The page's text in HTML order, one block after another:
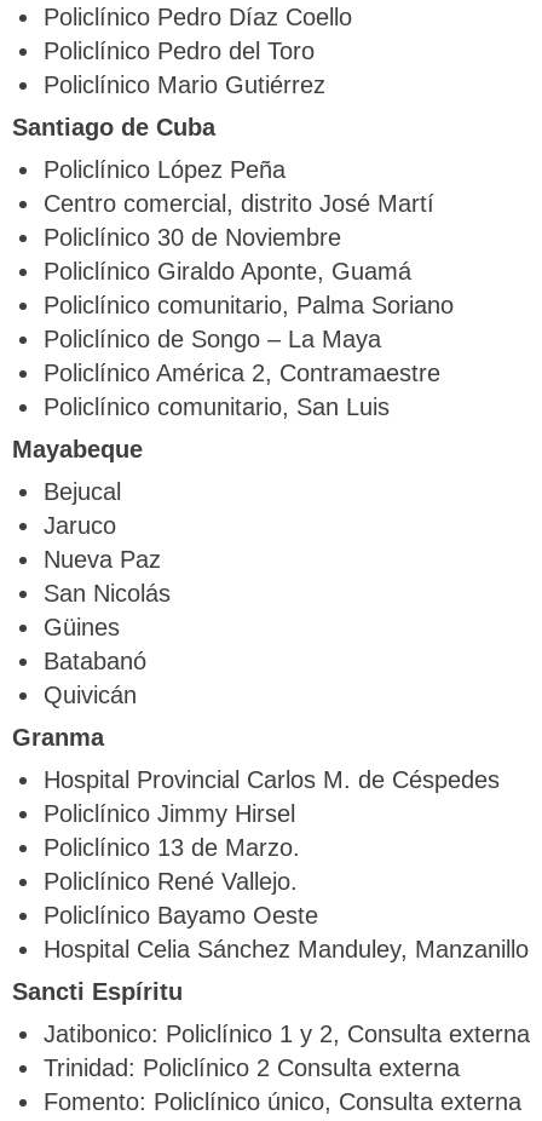
Policlínico Pedro Díaz Coello
Policlínico Pedro del Toro
Policlínico Mario Gutiérrez
Santiago de Cuba
Policlínico López Peña
Centro comercial, distrito José Martí
Policlínico 30 de Noviembre
Policlínico Giraldo Aponte, Guamá
Policlínico comunitario, Palma Soriano
Policlínico de Songo – La Maya
Policlínico América 2, Contramaestre
Policlínico comunitario, San Luis
Mayabeque
Bejucal
Jaruco
Nueva Paz
San Nicolás
Güines
Batabanó
Quivicán
Granma
Hospital Provincial Carlos M. de Céspedes
Policlínico Jimmy Hirsel
Policlínico 13 de Marzo.
Policlínico René Vallejo.
Policlínico Bayamo Oeste
Hospital Celia Sánchez Manduley, Manzanillo
Sancti Espíritu
Jatibonico: Policlínico 1 y 2, Consulta externa
Trinidad: Policlínico 2 Consulta externa
Fomento: Policlínico único, Consulta externa